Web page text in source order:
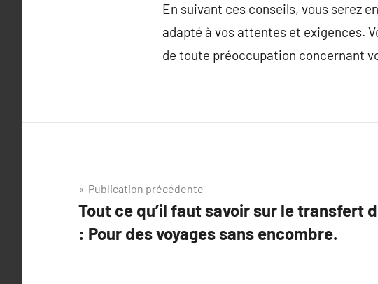
En suivant ces conseils, vous serez
adapté à vos attentes et exigences.
de toute préoccupation concernant
Navigation
de
l’article
Publication précédente
Tout ce qu’il faut savoir sur le transfert
: Pour des voyages sans encombre.